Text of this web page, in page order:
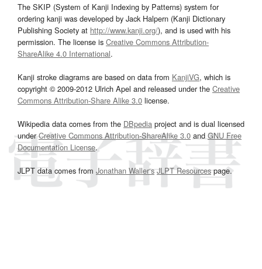
The SKIP (System of Kanji Indexing by Patterns) system for
ordering kanji was developed by Jack Halpern (Kanji Dictionary
Publishing Society at http://www.kanji.org/), and is used with his
permission. The license is Creative Commons Attribution-
ShareAlike 4.0 International.
Kanji stroke diagrams are based on data from KanjiVG, which is
copyright © 2009-2012 Ulrich Apel and released under the Creative
Commons Attribution-Share Alike 3.0 license.
Wikipedia data comes from the DBpedia project and is dual licensed
underCreative Commons Attribution-ShareAlike 3.0and GNU Free
Documentation License.
JLPT data comes from Jonathan Waller‘s JLPT Resourcespage.